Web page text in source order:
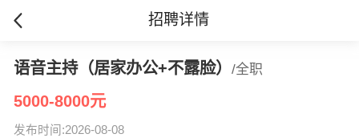
招聘详情
语音主持（居家办公+不露脸） /全职
5000-8000元
发布时间:2026-08-08